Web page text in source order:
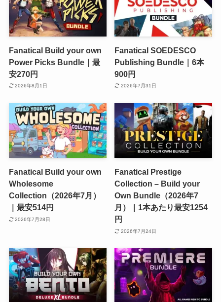
Fanatical Build your own
Power Picks Bundle｜最
安270円
2026年8月1日
Fanatical SOEDESCO
Publishing Bundle｜6本
900円
2026年7月31日
Fanatical Build your own
Wholesome
Collection（2026年7月）
｜最安514円
2026年7月28日
Fanatical Prestige
Collection – Build your
Own Bundle（2026年7
月）｜1本あたり最安1254
円
2026年7月24日